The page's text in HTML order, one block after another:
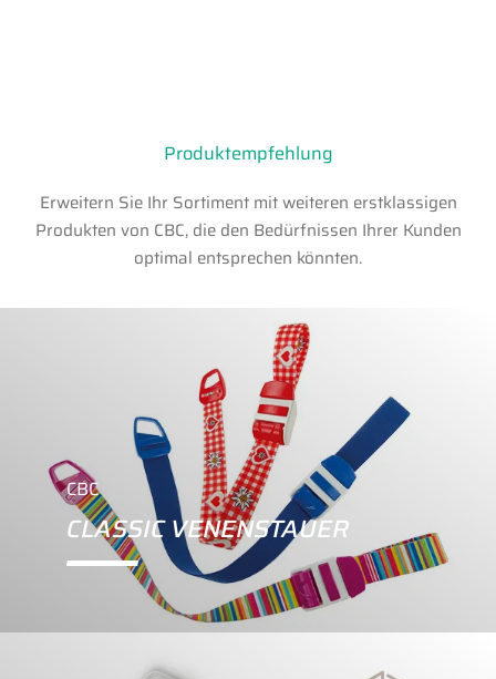
Produktempfehlung
Erweitern Sie Ihr Sortiment mit weiteren erstklassigen
Produkten von CBC, die den Bedürfnissen Ihrer Kunden
optimal entsprechen könnten.
CBC
CLASSIC VENENSTAUER